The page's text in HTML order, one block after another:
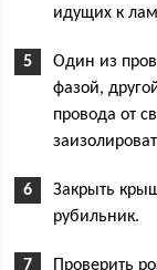
идущих к
Один из
фазой,
провода от
Закрыть
рубильник.
Проверить